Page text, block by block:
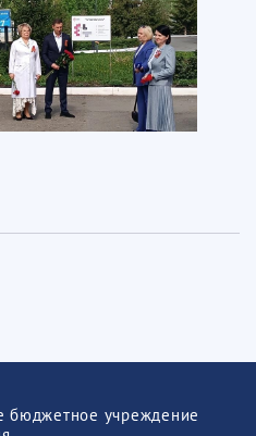
бюджетное учреждение